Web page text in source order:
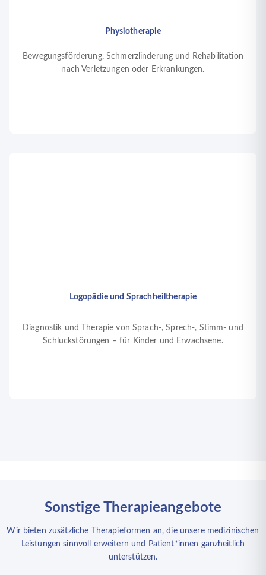
Physiotherapie
Bewegungsförderung, Schmerzlinderung und Rehabilitation
nach Verletzungen oder Erkrankungen.
Logopädie und Sprachheiltherapie
Diagnostik und Therapie von Sprach-, Sprech-, Stimm- und
Schluckstörungen – für Kinder und Erwachsene.
Sonstige Therapieangebote
Wir bieten zusätzliche Therapieformen an, die unsere medizinischen
Leistungen sinnvoll erweitern und Patient*innen ganzheitlich
unterstützen.